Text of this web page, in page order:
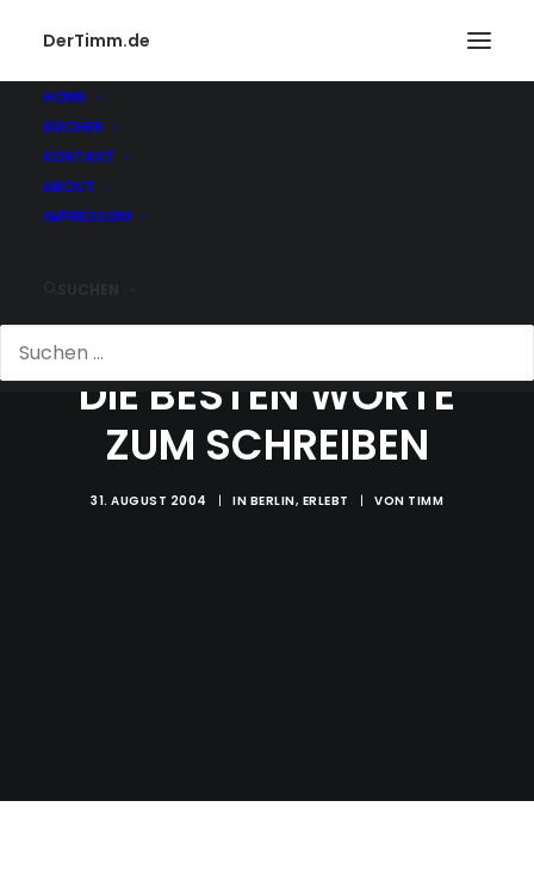
DerTimm.de
HOME
BÜCHER
KONTAKT
ABOUT
IMPRESSUM
DIE BESTEN WORTE
ZUM SCHREIBEN
31. AUGUST 2004 | IN BERLIN, ERLEBT | VON TIMM